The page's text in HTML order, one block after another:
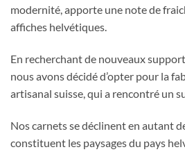
modernité, apporte une note de
affiches helvétiques.
En recherchant de nouveaux
nous avons décidé d’opter pour la
artisanal suisse, qui a rencontré un
Nos carnets se déclinent en autant
constituent les paysages du pays